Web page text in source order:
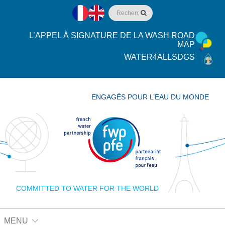
L’APPEL À SIGNATURE DE LA WASH ROAD
MAP
WATER4ALLSDGS
COMMITTED TO WATER FOR THE WORLD
ENGAGÉS POUR L’EAU DU MONDE
MENU